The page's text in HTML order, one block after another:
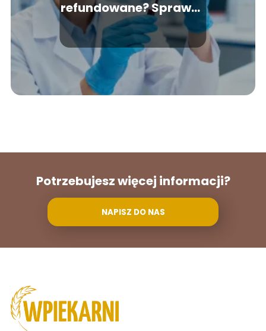
refundowane? Sprawdź
zasady badania
Potrzebujesz więcej informacji?
NAPISZ DO NAS